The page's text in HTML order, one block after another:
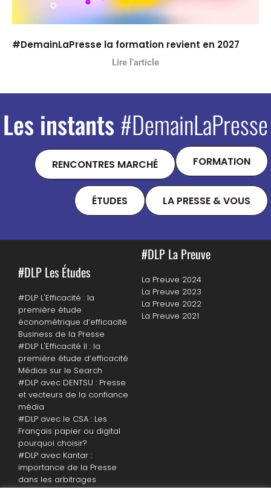
#DemainLaPresse la formation revient en 2027
Lire l’article
Les instants #DemainLaPresse
RENCONTRES MARCHÉ FORMATION
ÉTUDES LA PRESSE & VOUS
#DLP Les Études
#DLP L'Efficacité : la
première étude
économétrique d’efficacité
Business de la Presse
#DLP L'Efficacité II : la
première étude d’efficacité
Médias sur le Search
#DLP avec DENTSU : Presse
et vecteurs de la confiance
média
#DLP avec le CSA : Les
Français papier ou digital
pourquoi choisir?
#DLP avec Kantar :
importance de la Presse
dans les arbitrages
#DLP La Preuve
La Preuve 2024
La Preuve 2023
La Preuve 2022
La Preuve 2021